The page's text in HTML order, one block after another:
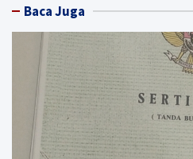
Baca Juga